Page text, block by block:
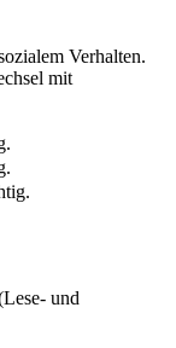
Verhalten.
mit
und